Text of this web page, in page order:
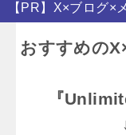
【PR】X×ブログ×
おすすめの
『